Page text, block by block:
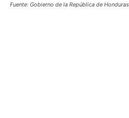
Fuente: Gobierno de la República de Honduras